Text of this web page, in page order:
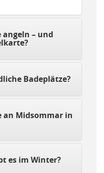
angeln – und
Badeplätze?
an Midsommar in
es im Winter?